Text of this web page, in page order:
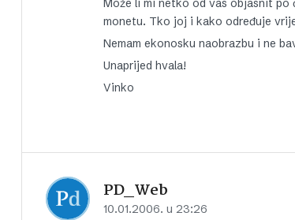
Može li mi netko od vas objasnit po
monetu. Tko joj i kako određuje
Nemam ekonosku naobrazbu i ne
Unaprijed hvala!
Vinko
PD_Web
10.01.2006. u 23:26